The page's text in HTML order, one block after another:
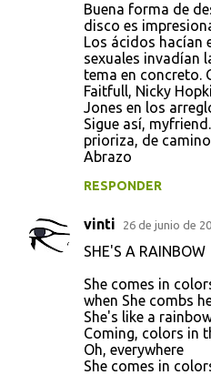
Buena forma de
disco es
Los ácidos hacían
sexuales invadían
tema en concreto.
Faitfull, Nicky
Jones en los
Sigue así,
prioriza, de
Abrazo
RESPONDER
vinti 26 de junio de
SHE'S A RAINBOW
She comes in
when She combs
She's like a
Coming, colors in
Oh, everywhere
She comes in